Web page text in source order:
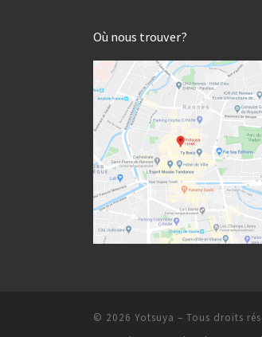
Où nous trouver?
© 2026 Yotsuya – Tous droits